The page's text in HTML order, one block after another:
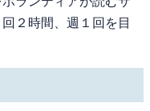
２時間、週１回を目